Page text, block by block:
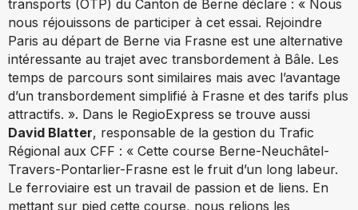
transports (OTP) du Canton de Berne déclare : « Nous
nous réjouissons de participer à cet essai. Rejoindre
Paris au départ de Berne via Frasne est une alternative
intéressante au trajet avec transbordement à Bâle. Les
temps de parcours sont similaires mais avec l’avantage
d’un transbordement simplifié à Frasne et des tarifs plus
attractifs. ». Dans le RegioExpress se trouve aussi
David Blatter, responsable de la gestion du Trafic
Régional aux CFF : « Cette course Berne-Neuchâtel-
Travers-Pontarlier-Frasne est le fruit d’un long labeur.
Le ferroviaire est un travail de passion et de liens. En
mettant sur pied cette course, nous relions les